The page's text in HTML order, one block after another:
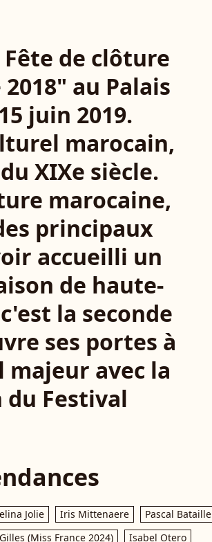
Fête de clôture
au Palais
juin 2019.
marocain,
XIXe siècle.
marocaine,
principaux
accueilli un
de haute-
la seconde
ses portes à
avec la
Festival
Jolie Iris Mittenaere
Pascal Bataille
(Miss France 2024)
Isabel Otero